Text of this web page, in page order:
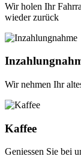
Wir holen Ihr
wieder zurück
Wir nehmen Ihr
Kaffee
Geniessen Sie bei